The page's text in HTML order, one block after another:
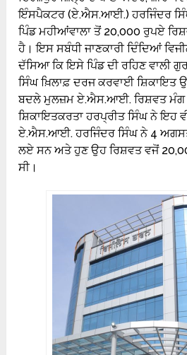
ਇੰਸਪੈਕਟਰ (ਏ.ਐਸ.ਆਈ.) ਹਰਜਿੰਦਰ
ਪਿੰਡ ਮਹੀਆਂਵਾਲਾ ਤੋਂ 20,000 ਰੁਪਏ
ਹੈ। ਇਸ ਸਬੰਧੀ ਜਾਣਕਾਰੀ ਦਿੰਦਿਆਂ
ਦੱਸਿਆ ਕਿ ਇਸੇ ਪਿੰਡ ਦੀ ਰਹਿਣ ਵਾਲੀ
ਸਿੰਘ ਖ਼ਿਲਾਫ਼ ਦਰਜ ਕਰਵਾਈ ਸ਼ਿਕਾਇਤ
ਬਦਲੇ ਮੁਲਜ਼ਮ ਏ.ਐਸ.ਆਈ. ਰਿਸ਼ਵਤ ਮੰਗ
ਸ਼ਿਕਾਇਤਕਰਤਾ ਹਰਪ੍ਰੀਤ ਸਿੰਘ ਨੇ ਇਹ
ਏ.ਐਸ.ਆਈ. ਹਰਜਿੰਦਰ ਸਿੰਘ ਨੇ 4
ਲਏ ਸਨ ਅਤੇ ਹੁਣ ਉਹ ਰਿਸ਼ਵਤ ਵਜੋਂ
ਸੀ।